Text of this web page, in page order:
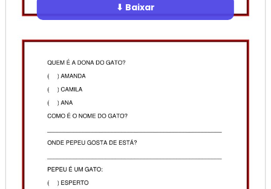
⬇ Baixar